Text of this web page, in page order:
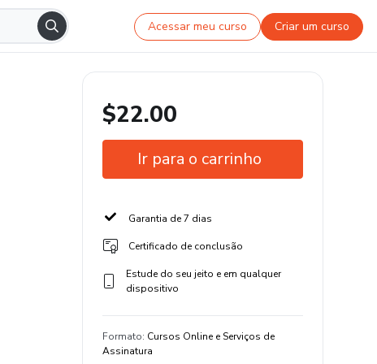
Acessar meu curso Criar um curso
$22.00
Ir para o carrinho
Garantia de 7 dias
Certificado de conclusão
Estude do seu jeito e em qualquer
dispositivo
Formato: Cursos Online e Serviços de
Assinatura